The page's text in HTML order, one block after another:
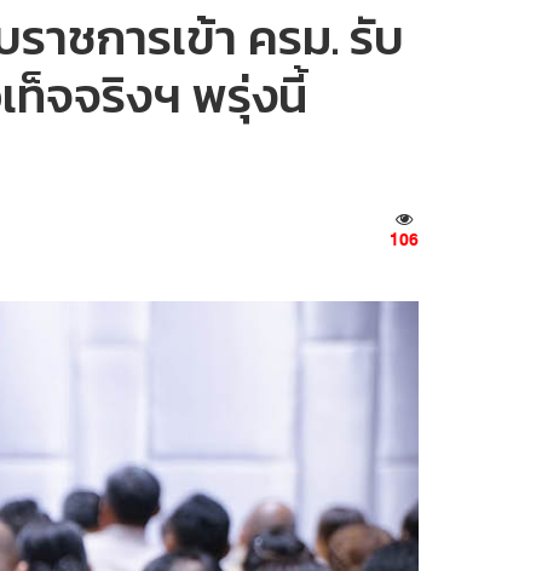
ชการเข้า ครม. รับ
ท็จจริงฯ พรุ่งนี้
106